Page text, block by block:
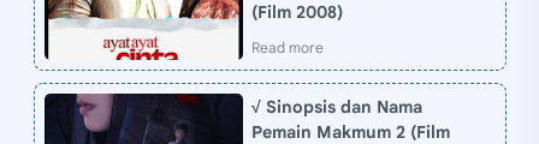
(Film 2008)
√ Sinopsis dan Nama
Pemain Makmum 2 (Film